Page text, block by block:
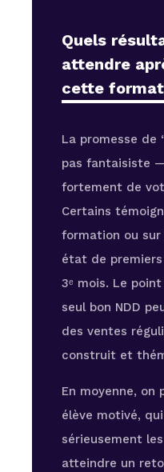
Quels
attendre
cette
La promesse de
pas fantaisiste
fortement de
Certains
formation ou
état de premiers
3ᵉ mois. Le
seul bon NDD
des ventes
construit et
En moyenne, on
élève motivé,
sérieusement
atteindre un